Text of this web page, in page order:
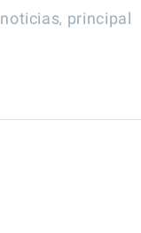
noticias, principal